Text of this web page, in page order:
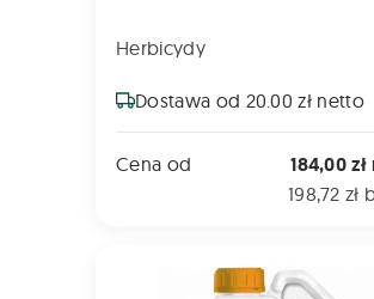
Herbicydy
Dostawa od 20.00 zł netto
Cena od 184,00
198,72 zł